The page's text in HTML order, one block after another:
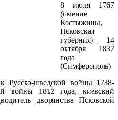
8 июля 1767
(имение
Костыжицы,
Псковская
губерния) – 14
октября 1837
года
(Симферополь)
Русско-шведской войны 1788-
войны 1812 года, киевский
дворянства Псковской